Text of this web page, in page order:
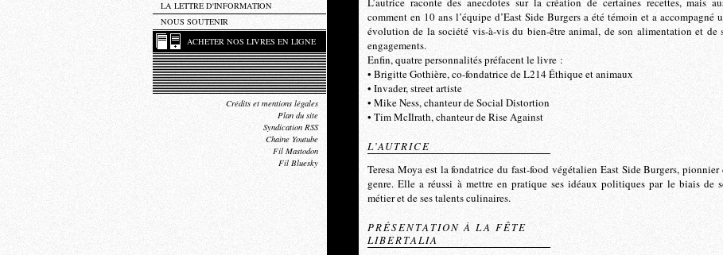
LA LETTRE D'INFORMATION
NOUS SOUTENIR
ACHETER NOS LIVRES EN LIGNE
Crédits et mentions légales
Plan du site
Syndication RSS
Chaîne Youtube
Fil Mastodon
Fil Bluesky
comment en 10 ans l’équipe d’East Side Burgers a été témoin et a accompagné
évolution de la société vis-à-vis du bien-être animal, de son alimentation et de
engagements.
Enfin, quatre personnalités préfacent le livre :
• Brigitte Gothière, co-fondatrice de L214 Éthique et animaux
• Invader, street artiste
• Mike Ness, chanteur de Social Distortion
• Tim McIlrath, chanteur de Rise Against
L’AUTRICE
Teresa Moya est la fondatrice du fast-food végétalien East Side Burgers, pionnier
genre. Elle a réussi à mettre en pratique ses idéaux politiques par le biais de
métier et de ses talents culinaires.
PRÉSENTATION À LA FÊTE
LIBERTALIA